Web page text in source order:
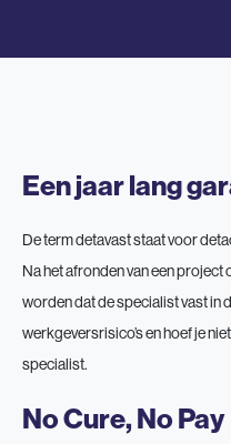
Een jaar lang
De term detavast staat voor
Na het afronden van een
worden dat de specialist vast in
werkgeversrisico’s en hoef je
specialist.
No Cure, No Pay